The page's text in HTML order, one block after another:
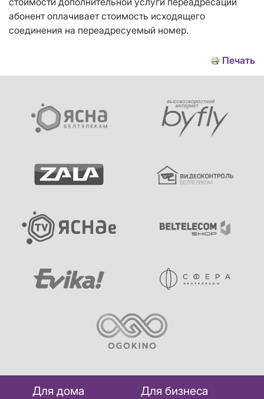
абонент оплачивает стоимость исходящего
соединения на переадресуемый номер.
Печать
Для дома Для бизнеса